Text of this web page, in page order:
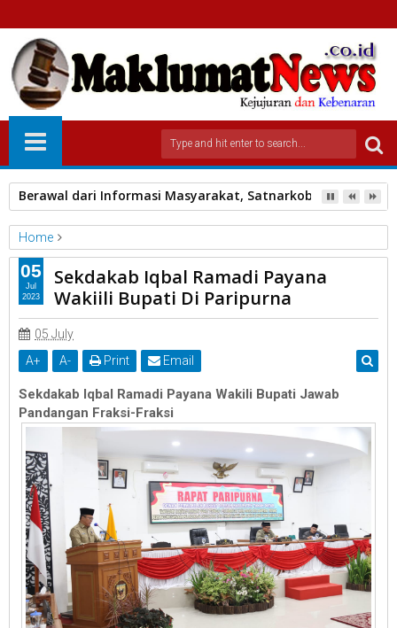
Berawal dari Informasi Masyarakat, Satnarkoba Polres
Home
berita TanahaDatar Maklumatnews
Sekdakab Iqbal Ramadi Payana Wakiili Bupati Di Paripurna
Sekdakab Iqbal Ramadi Payana
Wakiili Bupati Di Paripurna
05 July
A+ A- Print Email
Sekdakab Iqbal Ramadi Payana Wakili Bupati Jawab
Pandangan Fraksi-Fraksi
05
Jul
2023